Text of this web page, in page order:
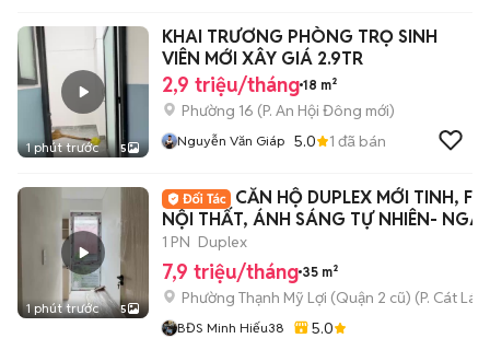
1 phút trước 5
KHAI TRƯƠNG PHÒNG TRỌ SINH
VIÊN MỚI XÂY GIÁ 2.9TR
2,9 triệu/tháng 18 m²
Phường 16 (P. An Hội Đông mới)
Nguyễn Văn Giáp 5.0 1 đã bán
1 phút trước 5
CĂN HỘ DUPLEX MỚI TINH,
NỘI THẤT, ÁNH SÁNG TỰ NHIÊN-
ĐKC
1 PN Duplex
7,9 triệu/tháng 35 m²
Phường Thạnh Mỹ Lợi (Quận 2 cũ) (P. Cát Lái
BĐS Minh Hiếu38 5.0